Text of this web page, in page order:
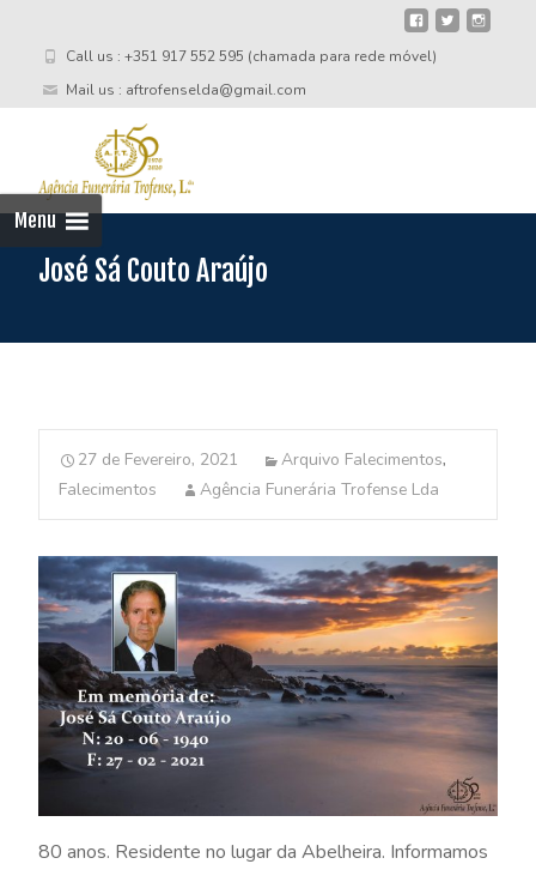
Call us : +351 917 552 595 (chamada para rede móvel)
Mail us : aftrofenselda@gmail.com
Menu
José Sá Couto Araújo
27 de Fevereiro, 2021 Arquivo Falecimentos,
Falecimentos
Agência Funerária Trofense Lda
80 anos. Residente no lugar da Abelheira. Informamos